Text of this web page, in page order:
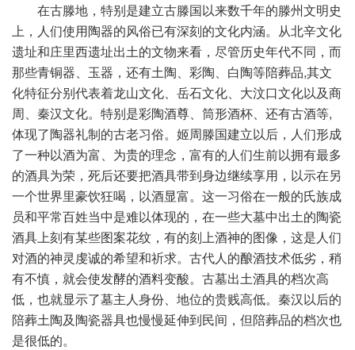
在古滕地，特别是建立古滕国以来数千年的滕州文明史
上，人们使用陶器的风俗已有深刻的文化内涵。从北辛文化
遗址和庄里西遗址出土的文物来看，尽管历史年代不同，而
那些青铜器、玉器，还有土陶、彩陶、白陶等陪葬品,其文
化特征分别代表着龙山文化、岳石文化、大汶口文化以及商
周、秦汉文化。特别是彩陶酒尊、筒形酒杯、还有古酒等,
体现了陶器礼制的古老习俗。姬周滕国建立以后，人们形成
了一种以酒为富、为贵的理念，富有的人们生前以拥有最多
的酒具为荣，死后还要把酒具带到身边继续享用，以示在另
一个世界里豪饮狂喝，以酒显富。这一习俗在一般的氏族成
员和平常百姓当中是难以体现的，在一些大墓中出土的陶瓷
酒具上刻有某些图案花纹，有的刻上酒神的图像，这是人们
对酒的神灵虔诚的希望和祈求。古代人的酿酒技术低劣，稍
有不慎，就会使发酵的酒料变酸。古墓出土酒具的档次高
低，也就显示了墓主人身份、地位的贵贱高低。秦汉以后的
陪葬土陶及陶瓷器具也慢慢延伸到民间，但陪葬品的档次也
是很低的。